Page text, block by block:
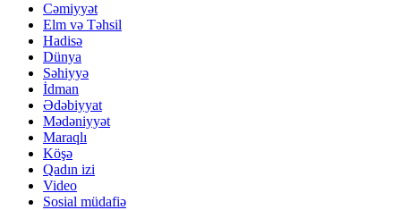
Cəmiyyət
Elm və Təhsil
Hadisə
Dünya
Səhiyyə
İdman
Ədəbiyyat
Mədəniyyət
Maraqlı
Köşə
Qadın izi
Video
Sosial müdafiə